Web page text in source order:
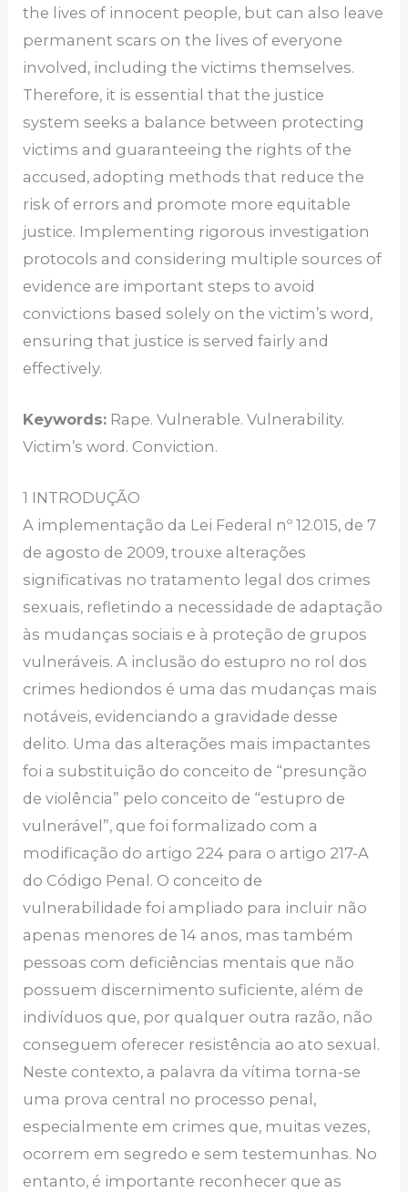
the lives of innocent people, but can also leave
permanent scars on the lives of everyone
involved, including the victims themselves.
Therefore, it is essential that the justice
system seeks a balance between protecting
victims and guaranteeing the rights of the
accused, adopting methods that reduce the
risk of errors and promote more equitable
justice. Implementing rigorous investigation
protocols and considering multiple sources of
evidence are important steps to avoid
convictions based solely on the victim’s word,
ensuring that justice is served fairly and
effectively.
Keywords: Rape. Vulnerable. Vulnerability.
Victim’s word. Conviction.
1 INTRODUÇÃO
A implementação da Lei Federal nº 12.015, de 7
de agosto de 2009, trouxe alterações
significativas no tratamento legal dos crimes
sexuais, refletindo a necessidade de adaptação
às mudanças sociais e à proteção de grupos
vulneráveis. A inclusão do estupro no rol dos
crimes hediondos é uma das mudanças mais
notáveis, evidenciando a gravidade desse
delito. Uma das alterações mais impactantes
foi a substituição do conceito de “presunção
de violência” pelo conceito de “estupro de
vulnerável”, que foi formalizado com a
modificação do artigo 224 para o artigo 217-A
do Código Penal. O conceito de
vulnerabilidade foi ampliado para incluir não
apenas menores de 14 anos, mas também
pessoas com deficiências mentais que não
possuem discernimento suficiente, além de
indivíduos que, por qualquer outra razão, não
conseguem oferecer resistência ao ato sexual.
Neste contexto, a palavra da vítima torna-se
uma prova central no processo penal,
especialmente em crimes que, muitas vezes,
ocorrem em segredo e sem testemunhas. No
entanto, é importante reconhecer que as